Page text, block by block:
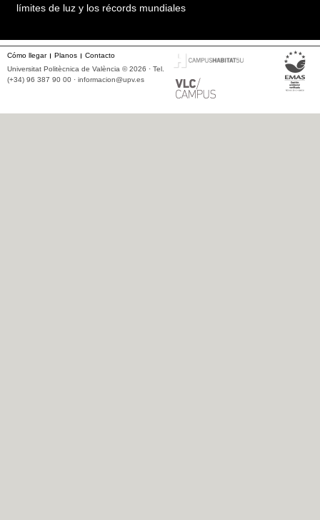
límites de luz y los récords mundiales
Cómo llegar Planos
Contacto
Universitat Politècnica de València © 2026 · Tel.
(+34) 96 387 90 00 · informacion@upv.es